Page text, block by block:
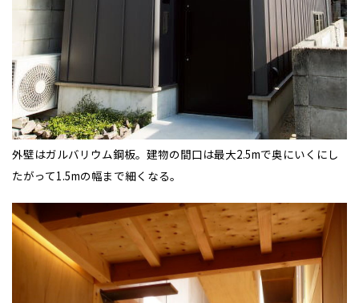
外壁はガルバリウム鋼板。建物の間口は最大2.5mで奥にいくにし
たがって1.5mの幅まで細くなる。
道東
山形
宮城
福島
長野
富山
石川
神奈川
埼玉
千葉
栃木
群馬
愛知
岐阜
静岡
近畿
大阪
京都
奈良
滋賀
中国・四国
岡山
愛媛
鳥取
九州
佐賀
熊本
※現住所のある都道府県以外の建築予定地の方でも現住所の有るお近
くの展示場又は店舗にお問合せください。移住の計画の方もご相談対
応します。お気軽にご相談ください。
道北
道南
道東
帯広
釧路
山形県
宮城県
仙台
福島県
郡山
福島
いわき
山梨県
長野県
松本
富山県
富山
石川県
金沢
福井県
福井
東京都
世田谷
八王子
神奈川県
湘南
相模
埼玉県
埼玉
所沢
柏
茨城県
水戸
栃木県
宇都宮
小山
愛知県
名古屋
豊橋
岐阜県
岐阜
静岡県
静岡
浜松
三重県
四日市
近畿
大阪府
大阪
京都府
京都
兵庫県
姫路
奈良県
奈良
中国・四国
岡山県
岡山
香川県
高松
愛媛県
松山
九州
福岡県
福岡
佐賀県
佐賀
熊本県
熊本
大分県
大分